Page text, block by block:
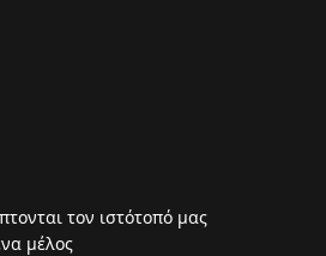
τον ιστότοπό μας
μέλος